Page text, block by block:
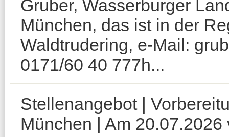
Gruber, Wasserburger
München, das ist in der
Waldtrudering, e-Mail:
0171/60 40 777h...
Stellenangebot |
München | Am 20.07.2026